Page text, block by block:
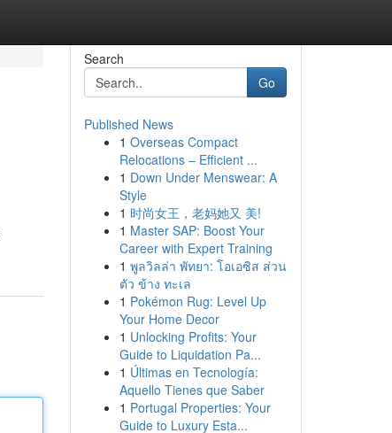
Search
Go
Published News
1 Overseas Compact
Relocations – Efficient ...
1 Down Under Menswear: A
Style
1 时尚女王，老妈她又 美!
1 Master SAP: Boost Your
Career with Expert Training
1 พูลวิลล่า พัทยา: โอเอซิส ส่วน
ตัว ข้าง ทะเล
1 Pokémon Rug: Level Up
Your Home Decor
1 Unlocking Profits: Your
Guide to Liquidation Pa...
1 Últimas en Tecnología:
Aquello Tienes que Saber
1 Portugal Properties: Your
Guide to Luxury Esta...